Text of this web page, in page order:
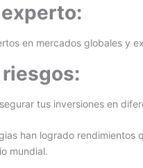
en mercados globales y
riesgos:
tus inversiones en
han logrado
mundial.